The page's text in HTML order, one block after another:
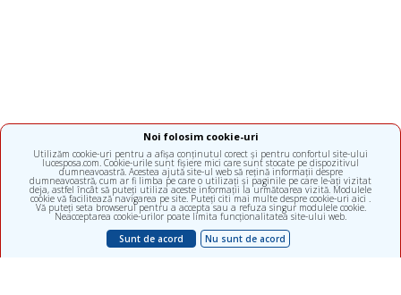
Noi folosim cookie-uri
Utilizăm cookie-uri pentru a afișa conținutul corect și pentru confortul site-ului
lucesposa.com. Cookie-urile sunt fișiere mici care sunt stocate pe dispozitivul
dumneavoastră. Acestea ajută site-ul web să rețină informații despre
dumneavoastră, cum ar fi limba pe care o utilizați și paginile pe care le-ați vizitat
deja, astfel încât să puteți utiliza aceste informații la următoarea vizită. Modulele
cookie vă facilitează navigarea pe site. Puteți citi mai multe despre cookie-uri aici .
Vă puteți seta browserul pentru a accepta sau a refuza singur modulele cookie.
Neacceptarea cookie-urilor poate limita funcționalitatea site-ului web.
Sunt de acord
Nu sunt de acord